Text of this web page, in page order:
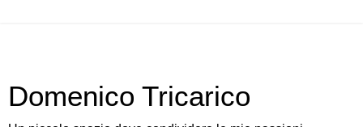
Domenico Tricarico